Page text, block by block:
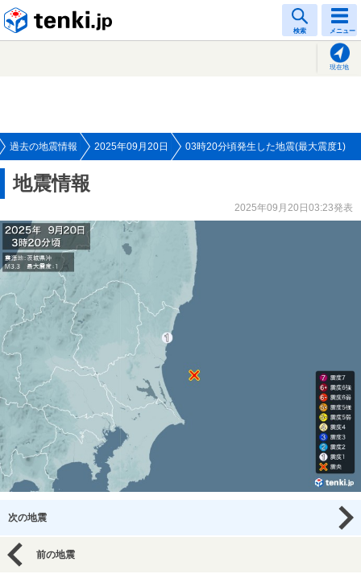
検索 メニュー
現在地
過去の地震情報 2025年09月20日 03時20分頃発生した地震(最大震度1)
地震情報
2025年09月20日03:23発表
次の地震
前の地震